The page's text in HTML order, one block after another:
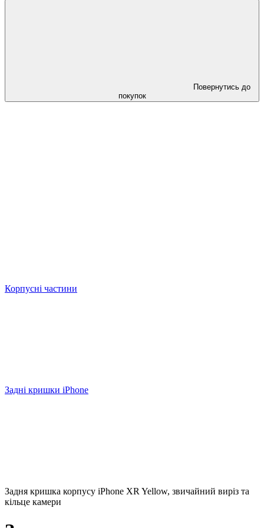
Повернутись до
покупок
Корпусні частини
Задні кришки iPhone
Задня кришка корпусу iPhone XR Yellow, звичайний виріз та
кільце камери